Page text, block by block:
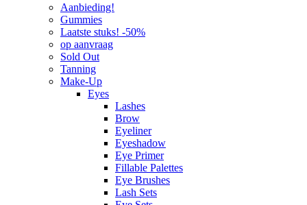
Aanbieding!
Gummies
Laatste stuks! -50%
op aanvraag
Sold Out
Tanning
Make-Up
Eyes
Lashes
Brow
Eyeliner
Eyeshadow
Eye Primer
Fillable Palettes
Eye Brushes
Lash Sets